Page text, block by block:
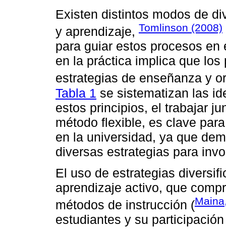
Existen distintos modos de
y aprendizaje, Tomlinson (2008)
para guiar estos procesos
en la práctica implica que
estrategias de enseñanza y
Tabla 1 se sistematizan las
estos principios, el trabajar
método flexible, es clave
en la universidad, ya que
diversas estrategias para
El uso de estrategias
aprendizaje activo, que
métodos de instrucción (
estudiantes y su